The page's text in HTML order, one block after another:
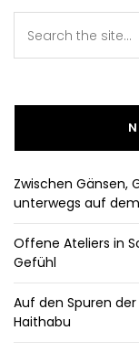
Zwischen Gänsen,
unterwegs auf
Offene Ateliers in
Gefühl
Auf den Spuren
Haithabu